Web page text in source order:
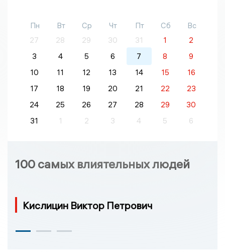
Пн Вт Ср Чт Пт Сб
Вс
27
28 29 30 31 1
2
3
4 5 6 7 8
9
10
11 12 13 14 15
16
17
18 19 20 21 22
23
24
25 26 27 28 29
30
31
1 2 3 4 5 6
100 самых влиятельных людей
Кислицин Виктор Петрович